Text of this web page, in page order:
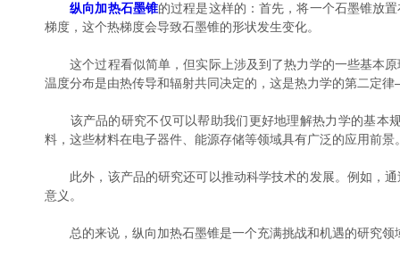
纵向加热石墨锥的过程是这样的：首先，将一个石墨锥放
梯度，这个热梯度会导致石墨锥的形状发生变化。
这个过程看似简单，但实际上涉及到了热力学的一些基本原
温度分布是由热传导和辐射共同决定的，这是热力学的第二定
该产品的研究不仅可以帮助我们更好地理解热力学的基本规
料，这些材料在电子器件、能源存储等领域具有广泛的应用前景
此外，该产品的研究还可以推动科学技术的发展。例如，通
意义。
总的来说，纵向加热石墨锥是一个充满挑战和机遇的研究领